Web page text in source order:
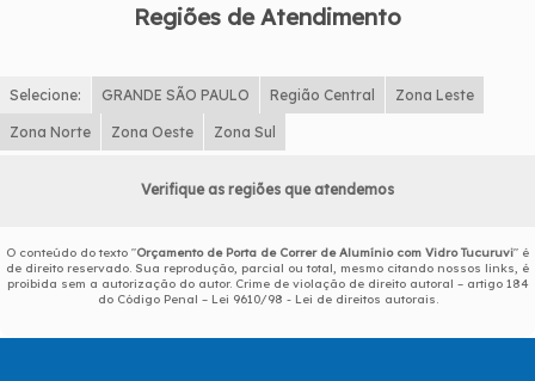
Regiões de Atendimento
Selecione: GRANDE SÃO PAULO Região Central Zona Leste
Zona Norte Zona Oeste Zona Sul
Verifique as regiões que atendemos
O conteúdo do texto "Orçamento de Porta de Correr de Alumínio com Vidro Tucuruvi" é
de direito reservado. Sua reprodução, parcial ou total, mesmo citando nossos links, é
proibida sem a autorização do autor. Crime de violação de direito autoral – artigo 184
do Código Penal – Lei 9610/98 - Lei de direitos autorais